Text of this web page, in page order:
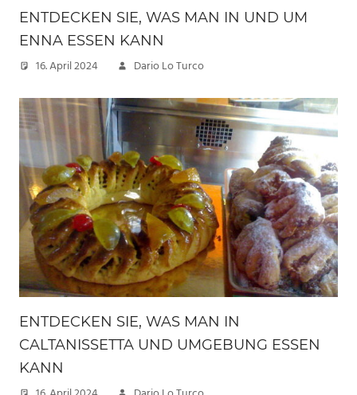
ENTDECKEN SIE, WAS MAN IN UND UM
ENNA ESSEN KANN
16. April 2024 Dario Lo Turco
ENTDECKEN SIE, WAS MAN IN
CALTANISSETTA UND UMGEBUNG ESSEN
KANN